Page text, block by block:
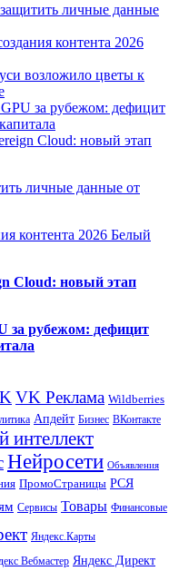
личные данные
контента 2026
возложило цветы к
за рубежом: дефицит
Cloud: новый этап
личные данные от
контента 2026 Белый
Cloud: новый этап
за рубежом: дефицит
VK Реклама Wildberries
Апдейт Бизнес ВКонтакте
интеллект
Нейросети Объявления
ПромоСтраницы РСЯ
Сервисы Товары Финансовые
Яндекс.Карты
Вебмастер Яндекс Директ